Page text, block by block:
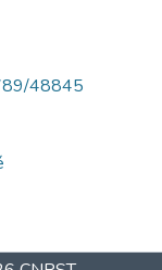
48845